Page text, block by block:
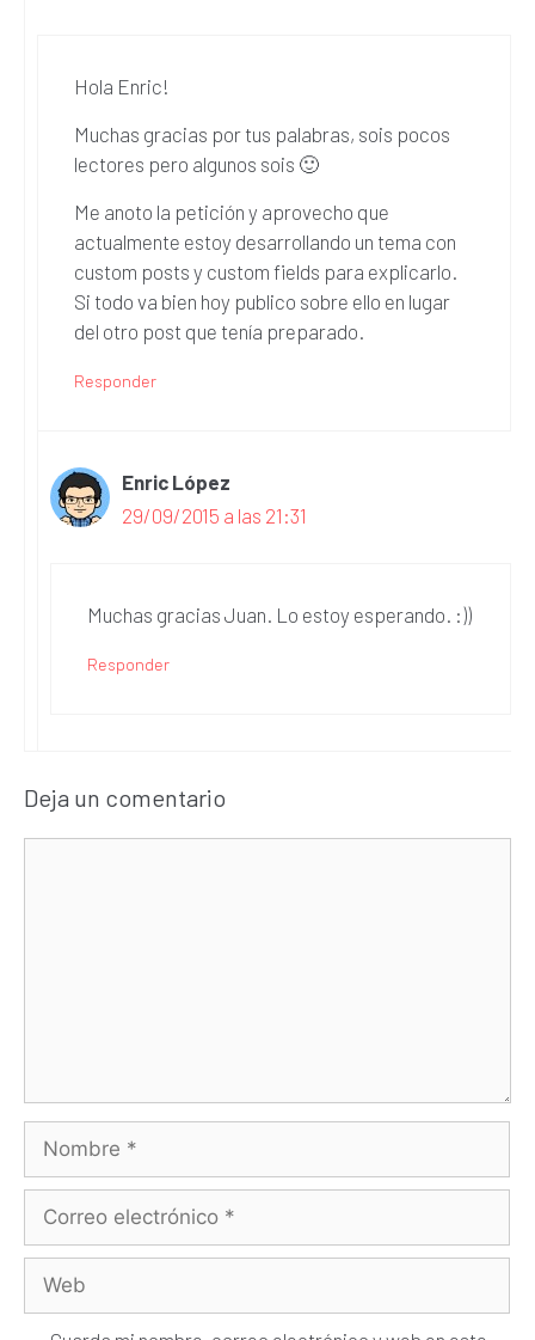
Hola Enric!
Muchas gracias por tus palabras, sois pocos
lectores pero algunos sois 🙂
Me anoto la petición y aprovecho que
actualmente estoy desarrollando un tema con
custom posts y custom fields para explicarlo.
Si todo va bien hoy publico sobre ello en lugar
del otro post que tenía preparado.
Responder
Enric López
29/09/2015 a las 21:31
Muchas gracias Juan. Lo estoy esperando. :))
Responder
Deja un comentario